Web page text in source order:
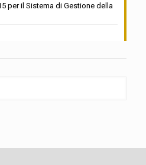
per il Sistema di Gestione della